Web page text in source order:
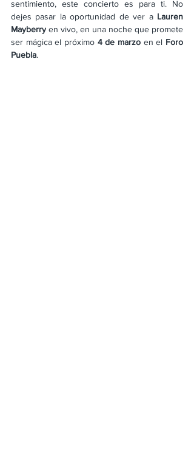
sentimiento, este concierto es para ti. No
dejes pasar la oportunidad de ver a Lauren
Mayberry en vivo, en una noche que promete
ser mágica el próximo 4 de marzo en el Foro
Puebla.